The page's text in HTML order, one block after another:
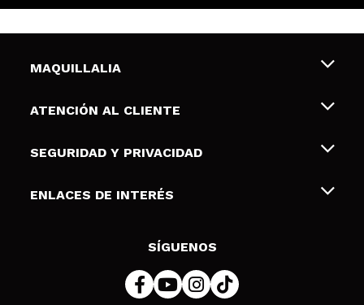
MAQUILLALIA
Sobre nosotros
Tarjetas de Regalo
ATENCIÓN AL CLIENTE
Envíos y devoluciones
Formas de pago
SEGURIDAD Y PRIVACIDAD
Terminos y condiciones de uso
Política de cookies
ENLACES DE INTERÉS
SÍGUENOS